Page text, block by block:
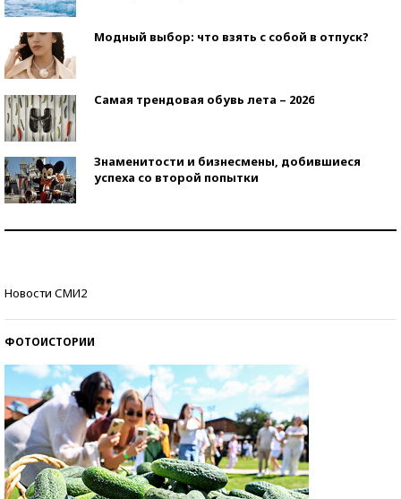
Модный выбор: что взять с собой в отпуск?
Самая трендовая обувь лета – 2026
Знаменитости и бизнесмены, добившиеся
успеха со второй попытки
Новости СМИ2
ФОТОИСТОРИИ